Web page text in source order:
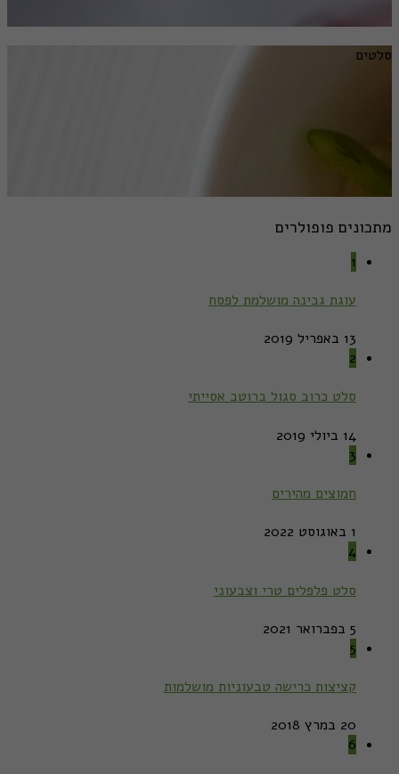
סלטים
מתכונים פופולרים
1
עוגת גבינה מושלמת לפסח
13 באפריל 2019
2
סלט כרוב סגול ברוטב אסייתי
14 ביולי 2019
3
חמוצים מהירים
1 באוגוסט 2022
4
סלט פלפלים טרי וצבעוני
5 בפברואר 2021
5
קציצות כרישה טבעוניות מושלמות
20 במרץ 2018
6